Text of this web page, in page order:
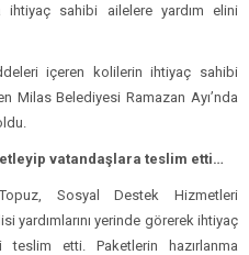
ihtiyaç sahibi ailelere yardım elini
içeren kolilerin ihtiyaç sahibi
Milas Belediyesi Ramazan Ayı’nda
vatandaşlara teslim etti…
Sosyal Destek Hizmetleri
yardımlarını yerinde görerek ihtiyaç
etti. Paketlerin hazırlanma